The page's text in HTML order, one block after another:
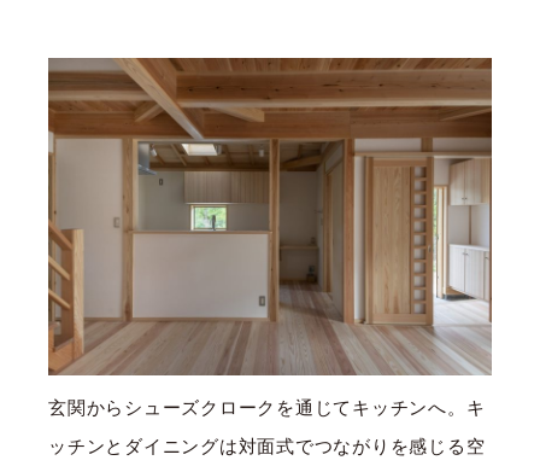
玄関からシューズクロークを通じてキッチンへ。キ
ッチンとダイニングは対面式でつながりを感じる空